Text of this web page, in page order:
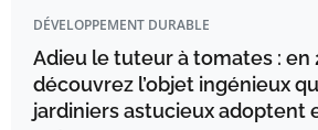
DÉVELOPPEMENT DURABLE
Adieu le tuteur à tomates : en
découvrez l’objet ingénieux
jardiniers astucieux adoptent